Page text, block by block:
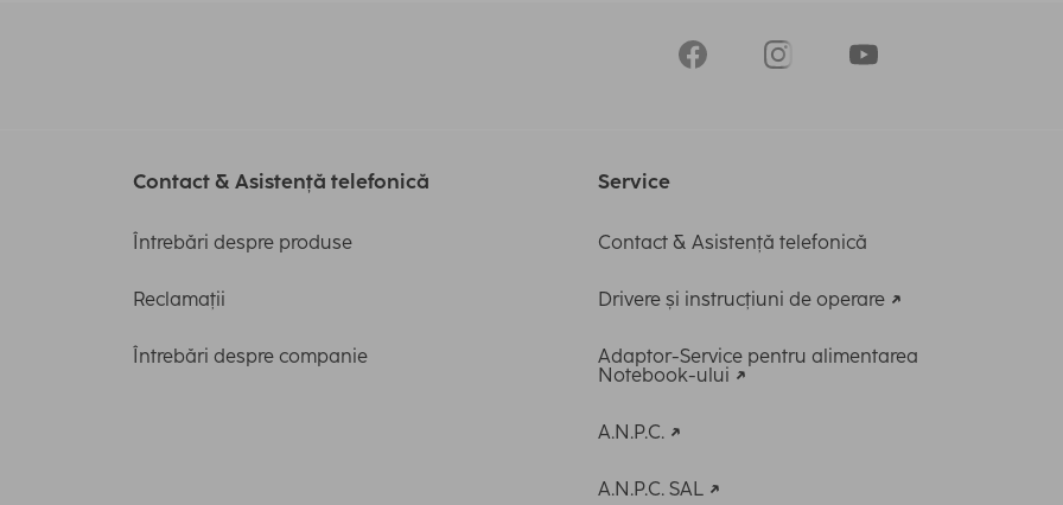
Contact & Asistență telefonică
Întrebări despre produse
Reclamații
Întrebări despre companie
Service
Contact & Asistență telefonică
Drivere și instrucțiuni de operare
Adaptor-Service pentru alimentarea
Notebook-ului
A.N.P.C.
A.N.P.C. SAL